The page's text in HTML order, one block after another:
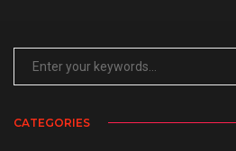
CATEGORIES